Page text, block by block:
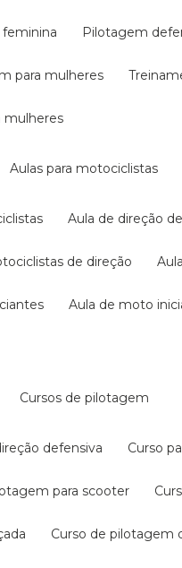
feminina pilotagem
para mulheres
mulheres
aulas para motociclistas
aula de direção
de direção
aula de moto
cursos de pilotagem
defensiva curso
para scooter
curso de pilotagem